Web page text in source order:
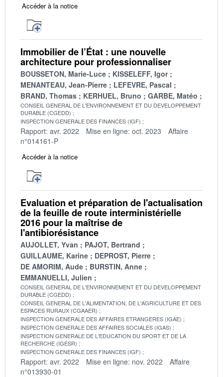
Accéder à la notice
Immobilier de l’État : une nouvelle
architecture pour professionnaliser
BOUSSETON, Marie-Luce
KISSELEFF, Igor
MENANTEAU, Jean-Pierre
LEFEVRE, Pascal
BRAND, Thomas
KERHUEL, Bruno GARBE, Matéo
CONSEIL GENERAL DE L'ENVIRONNEMENT ET DU DEVELOPPEMENT
DURABLE (CGEDD)
INSPECTION GENERALE DES FINANCES (IGF)
Rapport: avr. 2022 Mise en ligne: oct. 2023
Affaire
n°014161-P
Accéder à la notice
Evaluation et préparation de l'actualisation
de la feuille de route interministérielle
2016 pour la maîtrise de
l'antibiorésistance
AUJOLLET, Yvan
PAJOT, Bertrand
GUILLAUME, Karine
DEPROST, Pierre
DE AMORIM, Aude
BURSTIN, Anne
EMMANUELLI, Julien
CONSEIL GENERAL DE L'ENVIRONNEMENT ET DU DEVELOPPEMENT
DURABLE (CGEDD)
CONSEIL GENERAL DE L'ALIMENTATION, DE L'AGRICULTURE ET DES
ESPACES RURAUX (CGAAER)
INSPECTION GENERALE DES AFFAIRES ETRANGERES (IGAE)
INSPECTION GENERALE DES AFFAIRES SOCIALES (IGAS)
INSPECTION GENERALE DE L'EDUCATION DU SPORT ET DE LA
RECHERCHE (IGESR)
INSPECTION GENERALE DES FINANCES (IGF)
Rapport: avr. 2022 Mise en ligne: nov. 2022
Affaire
n°013930-01